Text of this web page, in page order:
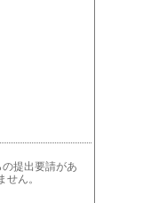
提出要請があ
ん。